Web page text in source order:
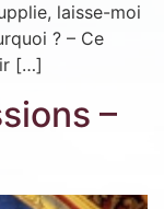
laisse-moi
? – Ce
[…]
–